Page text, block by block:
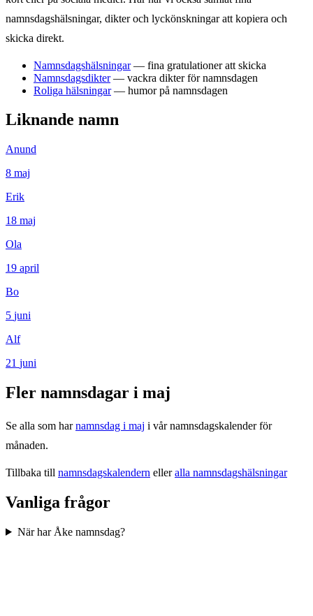
namnsdagshälsningar, dikter och lyckönskningar att kopiera och
skicka direkt.
Namnsdagshälsningar — fina gratulationer att skicka
Namnsdagsdikter— vackra dikter för namnsdagen
Roliga hälsningar— humor på namnsdagen
Liknande namn
Anund
8 maj
Erik
18 maj
Ola
19 april
Bo
5 juni
Alf
21 juni
Fler namnsdagar i maj
Se alla som har namnsdag i maj i vår namnsdagskalender för
månaden.
Tillbaka till namnsdagskalendern elleralla namnsdagshälsningar
Vanliga frågor
När har Åke namnsdag?